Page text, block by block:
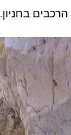
בחניון.